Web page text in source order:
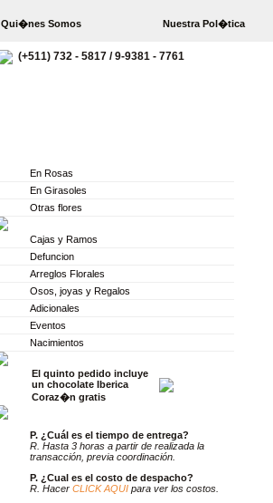
Qui�nes Somos Nuestra Pol�tica
(+511) 732 - 5817 / 9-9381 - 7761
En Rosas
En Girasoles
Otras flores
Cajas y Ramos
Defuncion
Arreglos Florales
Osos, joyas y Regalos
Adicionales
Eventos
Nacimientos
El quinto pedido incluye
un chocolate Iberica
Coraz�n gratis
P. ¿Cuál es el tiempo de entrega?
R. Hasta 3 horas a partir de realizada la
transacción, previa coordinación.
P. ¿Cual es el costo de despacho?
R. Hacer CLICK AQUI para ver los costos.